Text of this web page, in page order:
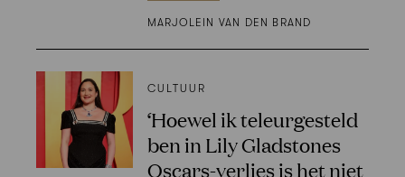
MARJOLEIN VAN DEN BRAND
CULTUUR
‘Hoewel ik teleurgesteld
ben in Lily Gladstones
Oscars-verlies is het niet